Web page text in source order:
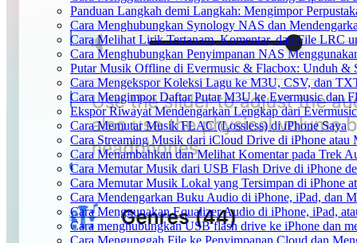
Panduan Langkah demi Langkah: Mengimpor
Cara Menghubungkan Synology NAS dan
Cara Melihat Lirik Tertanam, Komentar, dan File LRC
Cara Menghubungkan Penyimpanan NAS
Putar Musik Offline di Evermusic & Flacbox: Unduh &
Cara Mengekspor Koleksi Lagu ke M3U, CSV, dan
Cara Mengimpor Daftar Putar M3U ke Evermusic dan
Ekspor Riwayat Mendengarkan Lengkap dari
Cara Memutar Musik FLAC (Lossless) di iPhone Saya
Cara Streaming Musik dari iCloud Drive di iPhone atau
Cara Menambahkan dan Melihat Komentar pada Trek
Cara Memutar Musik dari USB Flash Drive di iPhone
Cara Memutar Musik Lokal yang Tersimpan di iPhone
Cara Mendengarkan Buku Audio di iPhone, iPad, dan
Cara Menggunakan Equalizer Audio di iPhone, iPad,
Cara menghubungkan USB flash drive ke iPhone dan
Cara Mengunggah File ke Penyimpanan Cloud dan